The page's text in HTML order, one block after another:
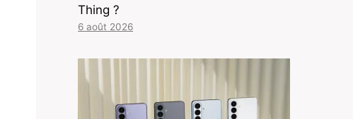
Thing ?
6 août 2026